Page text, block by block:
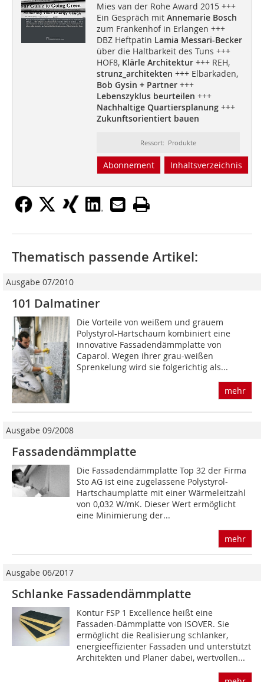
Mies van der Rohe Award 2015 +++
Ein Gespräch mit Annemarie Bosch
zum Frankenhof in Erlangen +++
DBZ Heftpatin Lamia Messari-Becker
über die Haltbarkeit des Tuns +++
HOF8, Klärle Architektur+++ REH,
strunz_architekten +++ Elbarkaden,
Bob Gysin + Partner+++
Lebenszyklus beurteilen +++
Nachhaltige Quartiersplanung+++
Zukunftsorientiert bauen
Ressort: Produkte
Abonnement Inhaltsverzeichnis
Thematisch passende Artikel:
Ausgabe 07/2010
101 Dalmatiner
Die Vorteile von weißem und grauem
Polystyrol-Hartschaum kombiniert eine
innovative Fassadendämmplatte von
Caparol. Wegen ihrer grau-weißen
Sprenkelung wird sie folgerichtig als...
mehr
Ausgabe 09/2008
Fassadendämmplatte
Die Fassadendämmplatte Top 32 der Firma
Sto AG ist eine zugelassene Polystyrol-
Hartschaumplatte mit einer Wärmeleitzahl
von 0,032 W/mK. Dieser Wert ermöglicht
eine Minimierung der...
mehr
Ausgabe 06/2017
Schlanke Fassadendämmplatte
Kontur FSP 1 Excellence heißt eine
Fassaden-Dämmplatte von ISOVER. Sie
ermöglicht die Realisierung schlanker,
energieeffizienter Fassaden und unterstützt
Architekten und Planer dabei, wertvollen...